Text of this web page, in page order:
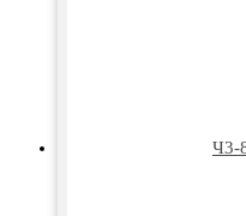
Ч3-